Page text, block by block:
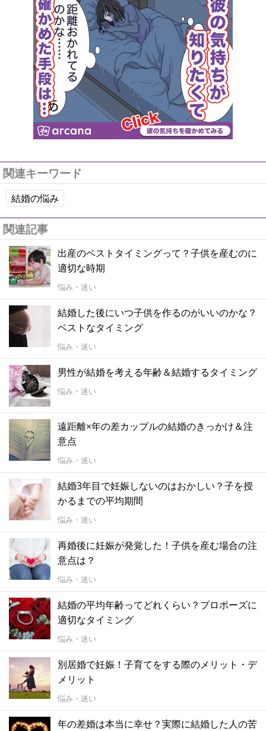
関連キーワード
結婚の悩み
関連記事
出産のベストタイミングって？子供を産むのに
適切な時期
悩み・迷い
結婚した後にいつ子供を作るのがいいのかな？
ベストなタイミング
悩み・迷い
男性が結婚を考える年齢＆結婚するタイミング
悩み・迷い
遠距離×年の差カップルの結婚のきっかけ＆注
意点
悩み・迷い
結婚3年目で妊娠しないのはおかしい？子を授
かるまでの平均期間
悩み・迷い
再婚後に妊娠が発覚した！子供を産む場合の注
意点は？
悩み・迷い
結婚の平均年齢ってどれくらい？プロポーズに
適切なタイミング
悩み・迷い
別居婚で妊娠！子育てをする際のメリット・デ
メリット
悩み・迷い
年の差婚は本当に幸せ？実際に結婚した人の苦